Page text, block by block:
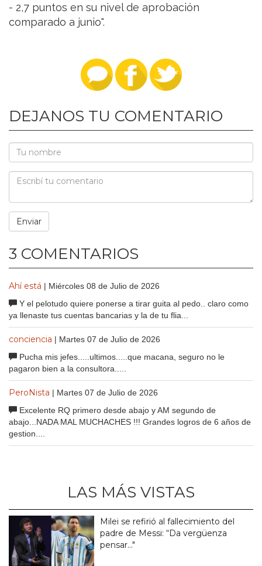
- 2,7 puntos en su nivel de aprobación
comparado a junio".
DEJANOS TU COMENTARIO
3 COMENTARIOS
Ahí está | Miércoles 08 de Julio de 2026
Y el pelotudo quiere ponerse a tirar guita al pedo.. claro como
ya llenaste tus cuentas bancarias y la de tu flia...
conciencia | Martes 07 de Julio de 2026
Pucha mis jefes.....ultimos.....que macana, seguro no le
pagaron bien a la consultora.....
PeroNista | Martes 07 de Julio de 2026
Excelente RQ primero desde abajo y AM segundo de
abajo...NADA MAL MUCHACHES !!! Grandes logros de 6 años de
gestion....
LAS MÁS VISTAS
Milei se refirió al fallecimiento del
padre de Messi: “Da vergüenza
pensar..."